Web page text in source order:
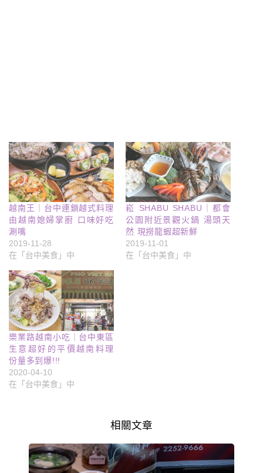
越南王｜台中連鎖越式料理
由越南媳婦掌廚 口味好吃
涮嘴
2019-11-28
在「台中美食」中
崧 SHABU SHABU｜都會
公園附近景觀火鍋 湯頭天
然 現撈龍蝦超新鮮
2019-11-01
在「台中美食」中
樂業路越南小吃｜台中東區
生意超好的平價越南料理
份量多到爆!!!
2020-04-10
在「台中美食」中
相關文章